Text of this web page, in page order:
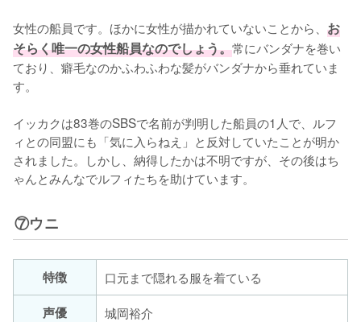
女性の船員です。ほかに女性が描かれていないことから、 お
そらく唯一の女性船員なのでしょう。常にバンダナを巻い
ており、癖毛なのかふわふわな髪がバンダナから垂れていま
す。
イッカクは83巻のSBSで名前が判明した船員の1人で、ルフ
ィとの同盟にも「気に入らねえ」と反対していたことが明か
されました。しかし、納得したかは不明ですが、その後はち
ゃんとみんなでルフィたちを助けています。
⑦ウニ
特徴
口元まで隠れる服を着ている
声優
城岡裕介